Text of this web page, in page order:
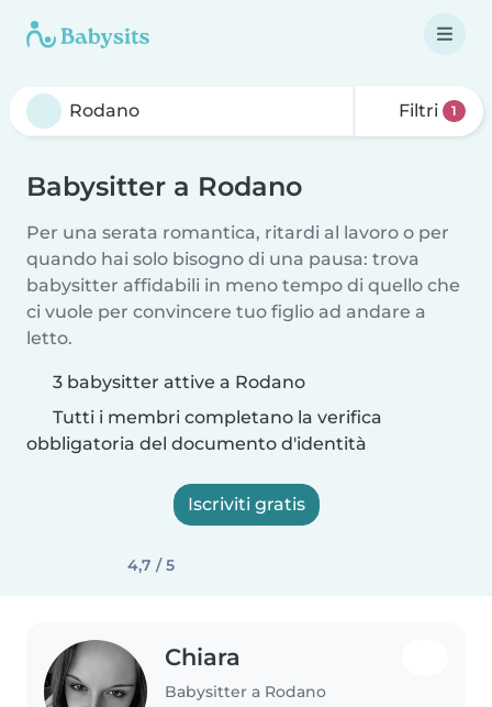
Filtri 1
Babysitter a Rodano
Per una serata romantica, ritardi al lavoro o per
quando hai solo bisogno di una pausa: trova
babysitter affidabili in meno tempo di quello che
ci vuole per convincere tuo figlio ad andare a
letto.
3 babysitter attive a Rodano
Tutti i membri completano la verifica
obbligatoria del documento d'identità
Iscriviti gratis
4,7 / 5
Chiara
Babysitter a Rodano